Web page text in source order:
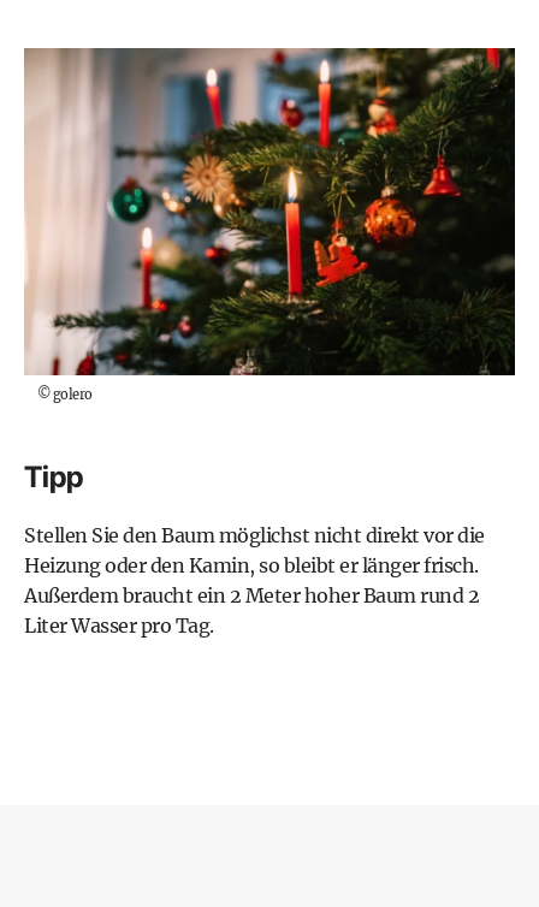
©golero
Tipp
Stellen Sie den Baum möglichst nicht direkt vor die
Heizung oder den Kamin, so bleibt er länger frisch.
Außerdem braucht ein 2 Meter hoher Baum rund 2
Liter Wasser pro Tag.